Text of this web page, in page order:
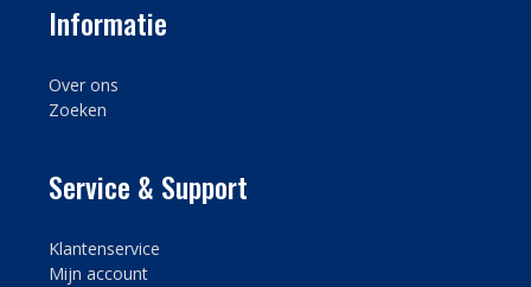
Informatie
Over ons
Zoeken
Service & Support
Klantenservice
Mijn account